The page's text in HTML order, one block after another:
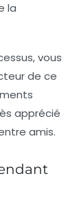
la
vous
de ce
apprécié
amis.